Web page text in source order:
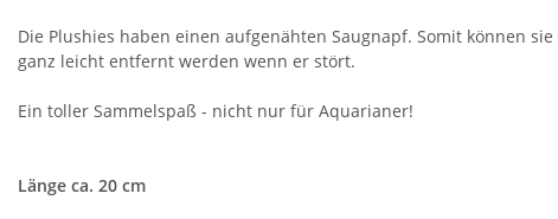
Die Plushies haben einen aufgenähten Saugnapf. Somit können
ganz leicht entfernt werden wenn er stört.
Ein toller Sammelspaß - nicht nur für Aquarianer!
Länge ca. 20 cm